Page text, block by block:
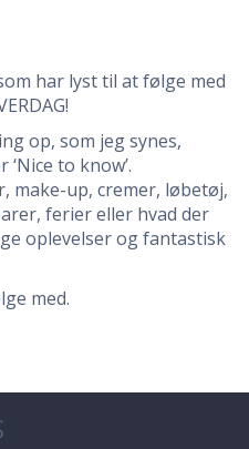
har lyst til at følge med
op, som jeg synes,
to know’.
make-up, cremer, løbetøj,
ferier eller hvad der
oplevelser og fantastisk
med.